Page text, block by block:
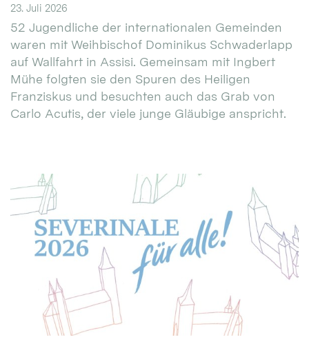
23. Juli 2026
52 Jugendliche der internationalen Gemeinden
waren mit Weihbischof Dominikus Schwaderlapp
auf Wallfahrt in Assisi. Gemeinsam mit Ingbert
Mühe folgten sie den Spuren des Heiligen
Franziskus und besuchten auch das Grab von
Carlo Acutis, der viele junge Gläubige anspricht.